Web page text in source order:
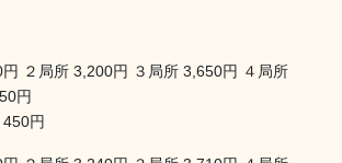
円 ２局所 3,200円 ３局所 3,650円 ４局所
円
円